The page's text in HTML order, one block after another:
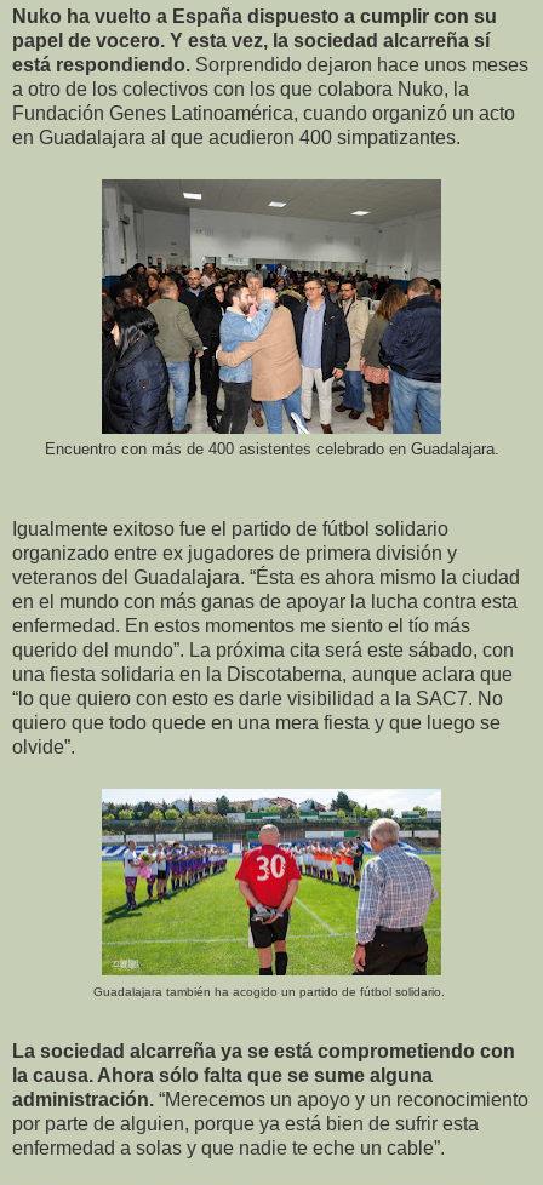
Nuko ha vuelto a España dispuesto a cumplir con su
papel de vocero. Y esta vez, la sociedad alcarreña sí
está respondiendo. Sorprendido dejaron hace unos meses
a otro de los colectivos con los que colabora Nuko, la
Fundación Genes Latinoamérica, cuando organizó un acto
en Guadalajara al que acudieron 400 simpatizantes.
Encuentro con más de 400 asistentes celebrado en Guadalajara.
Igualmente exitoso fue el partido de fútbol solidario
organizado entre ex jugadores de primera división y
veteranos del Guadalajara. “Ésta es ahora mismo la ciudad
en el mundo con más ganas de apoyar la lucha contra esta
enfermedad. En estos momentos me siento el tío más
querido del mundo”. La próxima cita será este sábado, con
una fiesta solidaria en la Discotaberna, aunque aclara que
“lo que quiero con esto es darle visibilidad a la SAC7. No
quiero que todo quede en una mera fiesta y que luego se
olvide”.
Guadalajara también ha acogido un partido de fútbol solidario.
La sociedad alcarreña ya se está comprometiendo con
la causa. Ahora sólo falta que se sume alguna
administración. “Merecemos un apoyo y un reconocimiento
por parte de alguien, porque ya está bien de sufrir esta
enfermedad a solas y que nadie te eche un cable”.